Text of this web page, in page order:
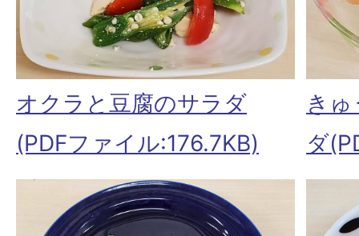
オクラと豆腐のサラダ
(PDFファイル:176.7KB)
き
ダ